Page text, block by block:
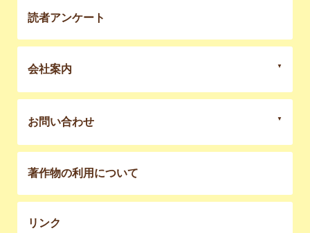
読者アンケート
会社案内
お問い合わせ
著作物の利用について
リンク